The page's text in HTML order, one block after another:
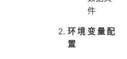
件
环境变量配
置